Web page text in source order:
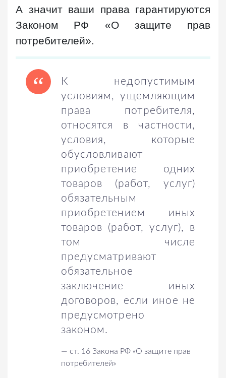
А значит ваши права гарантируются
Законом РФ «О защите прав
потребителей».
К недопустимым
условиям, ущемляющим
права потребителя,
относятся в частности,
условия, которые
обусловливают
приобретение одних
товаров (работ, услуг)
обязательным
приобретением иных
товаров (работ, услуг), в
том числе
предусматривают
обязательное
заключение иных
договоров, если иное не
предусмотрено
законом.
— ст. 16 Закона РФ «О защите прав
потребителей»